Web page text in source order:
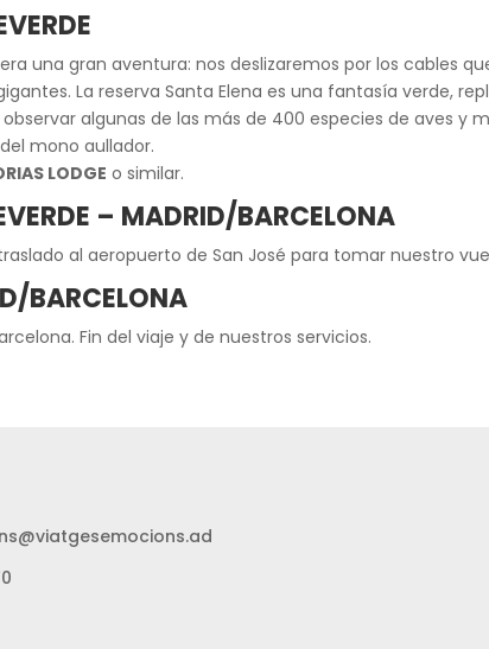
una gran aventura: nos deslizaremos por los cables
La reserva Santa Elena es una fantasía verde,
algunas de las más de 400 especies de aves
mono aullador.
LODGE o similar.
– MADRID/BARCELONA
al aeropuerto de San José para tomar nuestro
BARCELONA
Fin del viaje y de nuestros servicios.